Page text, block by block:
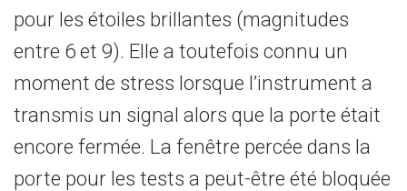
pour les étoiles brillantes (magnitudes
entre 6 et 9). Elle a toutefois connu un
moment de stress lorsque l’instrument a
transmis un signal alors que la porte était
encore fermée. La fenêtre percée dans la
porte pour les tests a peut-être été bloquée